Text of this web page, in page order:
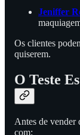
Jeniffer
Os clientes
quiserem.
O Teste
Antes de vender
com: